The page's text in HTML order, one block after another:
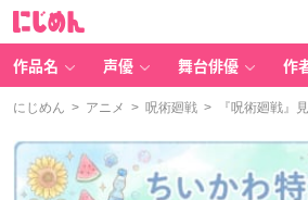
作品名 声優 舞台俳優 作
にじめん > アニメ > 呪術廻戦 > 『呪術廻戦』